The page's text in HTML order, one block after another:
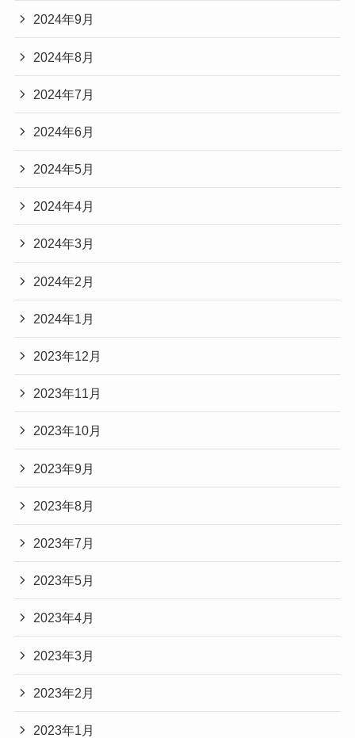
2024年9月
2024年8月
2024年7月
2024年6月
2024年5月
2024年4月
2024年3月
2024年2月
2024年1月
2023年12月
2023年11月
2023年10月
2023年9月
2023年8月
2023年7月
2023年5月
2023年4月
2023年3月
2023年2月
2023年1月